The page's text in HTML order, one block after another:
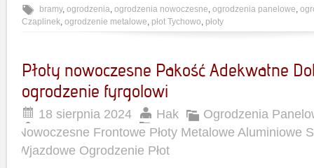
bramy, ogrodzenia, ogrodzenia nowoczesne, ogrodzenia panelowe,
Czaplinek, ogrodzenie metalowe, płot Tychowo, płoty
Płoty nowoczesne Pakość Adekwatne
ogrodzenie fyrgolowi
18 sierpnia 2024 Hak
Ogrodzenia
Nowoczesne Frontowe Płoty Metalowe Aluminiowe
Wjazdowe Ogrodzenie Płot